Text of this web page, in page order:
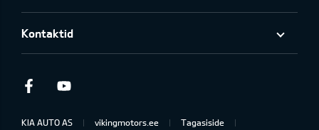
Kontaktid
Facebook
KIA AUTO AS vikingmotors.ee Tagasiside